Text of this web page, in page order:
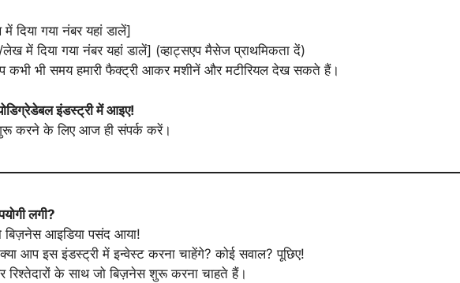
में दिया गया नंबर यहां डालें]
लेख में दिया गया नंबर यहां डालें] (व्हाट्सएप मैसेज प्राथमिकता दें)
कभी भी समय हमारी फैक्ट्री आकर मशीनें और मटीरियल देख सकते हैं।
इंडस्ट्री में आइए!
करने के लिए आज ही संपर्क करें।
लगी?
आइडिया पसंद आया!
आप इस इंडस्ट्री में इन्वेस्ट करना चाहेंगे? कोई सवाल? पूछिए!
रिश्तेदारों के साथ जो बिज़नेस शुरू करना चाहते हैं।